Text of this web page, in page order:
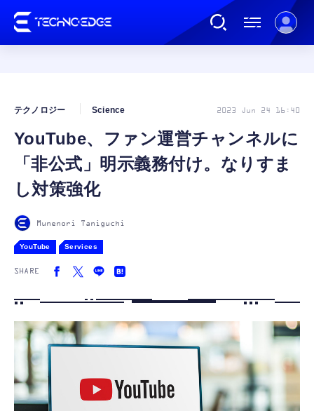
AI
カルチャー
YouTube、ファン運営チャンネルに
「非公式」明示義務付け。なりすま
し対策強化
テクノロジー Science 2023 Jun 24 16:40
Munenori Taniguchi
YouTube Services
SHARE